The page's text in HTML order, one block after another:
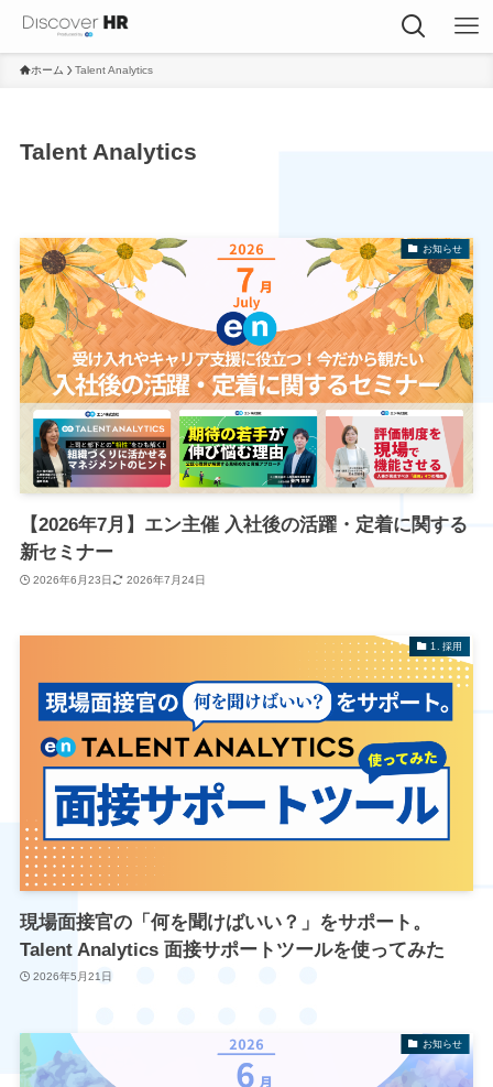
ホーム Talent Analytics
Talent Analytics
お知らせ
【2026年7月】エン主催 入社後の活躍・定着に関する
新セミナー
2026年6月23日 2026年7月24日
1. 採用
現場面接官の「何を聞けばいい？」をサポート。
Talent Analytics 面接サポートツールを使ってみた
2026年5月21日
お知らせ